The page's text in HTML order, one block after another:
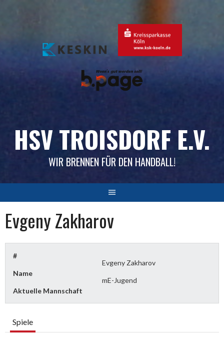
HSV TROISDORF E.V.
WIR BRENNEN FÜR DEN HANDBALL!
Evgeny Zakharov
#
Name
Evgeny Zakharov
Aktuelle Mannschaft
mE-Jugend
Spiele